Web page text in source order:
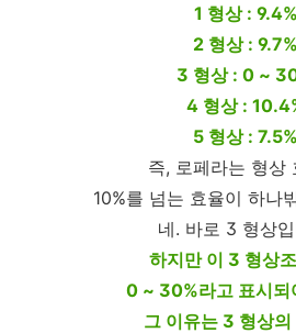
1 형상 : 9.4%
2 형상 : 9.7%
3 형상 : 0 ~
4 형상 :
5 형상 : 7.5%
즉, 로페라는 형상
10%를 넘는 효율이 하나
네. 바로 3 형상
하지만 이 3 형상
0 ~ 30%라고 표시되
그 이유는 3 형상의